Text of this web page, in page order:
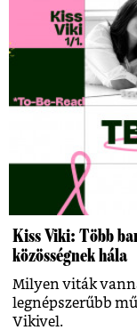
Kiss Viki: Több
közösségnek hála
Milyen viták
legnépszerűbb
Vikivel.